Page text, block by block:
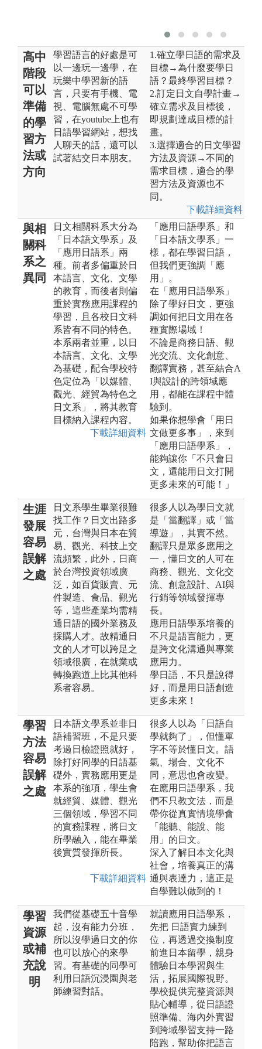
高中
階段
可以
準備
的學
習方
法或
方向
學習語言的好處是可
以一邊玩一邊學，在
玩樂中學習新的語
言，只要有手機、電
視、電腦無處不可學
習，在youtube上也有
日語學習網站，想找
人聊天的話，還可以
試著結交日本朋友。
1.確立學日語的需求及
目標→為什麼要學日
語？最終學習目標？
2.訂定日文自學計畫→
確立需求及目標後，
即規劃達成目標的計
畫。
3.選擇適合的日文學習
方法及資源→不同的
需求目標，適合的學
習方法及資源也不
同。
下載詳細資料
與相
關科
系之
異同
日文相關科系大分為
「日本語文學系」及
「應用日語系」兩
種。前者多偏重於日
本語言、文化、文學
的教育，而後者則偏
重於實務應用課程的
學習，且各校日文科
系皆有不同的特色。
本系兩者並重，以日
本語言、文化、文學
為基礎，配合學校特
色定位為「以媒體、
觀光、經貿為特色之
日文系」，將其教育
目標納入課程內容。
下載詳細資料
「應用日語學系」和
「日本語文學系」一
樣，都在學習日語，
但我們更強調「應
用」。
在「應用日語學系」
除了學好日文，更強
調如何把日文用在各
種實際場域！
不論是商務日語、觀
光交流、文化創意、
翻譯實務，甚至結合A
I與設計的跨領域應
用，都能在課程中體
驗到。
如果你想學會「用日
文做更多事」，來到
「應用日語學系」，
能夠讓你「不只會日
文，還能用日文打開
更多未來的可能！」
生涯
發展
容易
誤解
之處
日文系學生畢業很難
找工作？日文出路多
元，台灣與日本在貿
易、觀光、科技上交
流頻繁，此外，日商
於台灣投資領域廣
泛，如百貨販賣、元
件製造、食品、觀光
等，這些產業均需精
通日語的國外業務及
採購人才。故精通日
文的人才可以跨足之
領域很廣，在就業或
轉換跑道上比其他科
系者容易。
很多人以為學日文就
是「當翻譯」或「當
導遊」，其實不然。
翻譯只是眾多應用之
一，懂日文的人可在
商務、觀光、文化交
流、創意設計、AI與
行銷等領域發揮專
長。
應用日語學系培養的
不只是語言能力，更
是跨文化溝通與專業
應用力。
學日語，不只是說得
好，而是用日語創造
更多未來！
學習
方法
容易
誤解
之處
日本語文學系並非日
語補習班，不是只要
考過日檢證照就好，
除打好同學的日語基
礎外，實務應用更是
本系的強項，學生會
就經貿、媒體、觀光
三個領域，學習不同
的實務課程，將日文
所學融入，能在畢業
後實質發揮所長。
下載詳細資料
很多人以為「日語自
學就夠了」，但懂單
字不等於懂日文。語
氣、場合、文化不
同，意思也會改變。
在應用日語學系，我
們不只教文法，而是
帶你從真實情境學會
「能聽、能說、能
用」的日文。
深入了解日本文化與
社會，培養真正的溝
通與表達力，這正是
自學難以做到的！
學習
資源
或補
充說
明
我們從基礎五十音學
起，沒有能力分班，
所以沒學過日文的你
也可以放心的來學
習。有基礎的同學可
利用日語沉浸園與老
師練習對話。
就讀應用日語學系，
先把 日語實力練到
位，再透過交換制度
前進日本留學，親身
體驗日本學習與生
活，拓展國際視野。
學校提供完整資源與
貼心輔導，從日語證
照準備、海內外實習
到跨域學習支持一路
陪跑，幫助你把語言